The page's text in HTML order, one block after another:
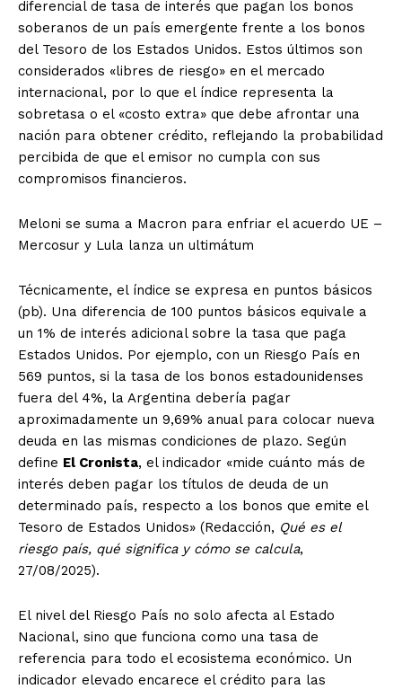
diferencial de tasa de interés que pagan los bonos
soberanos de un país emergente frente a los bonos
del Tesoro de los Estados Unidos. Estos últimos son
considerados «libres de riesgo» en el mercado
internacional, por lo que el índice representa la
sobretasa o el «costo extra» que debe afrontar una
nación para obtener crédito, reflejando la probabilidad
percibida de que el emisor no cumpla con sus
compromisos financieros.
Meloni se suma a Macron para enfriar el acuerdo UE –
Mercosur y Lula lanza un ultimátum
Técnicamente, el índice se expresa en puntos básicos
(pb). Una diferencia de 100 puntos básicos equivale a
un 1% de interés adicional sobre la tasa que paga
Estados Unidos. Por ejemplo, con un Riesgo País en
569 puntos, si la tasa de los bonos estadounidenses
fuera del 4%, la Argentina debería pagar
aproximadamente un 9,69% anual para colocar nueva
deuda en las mismas condiciones de plazo. Según
define El Cronista, el indicador «mide cuánto más de
interés deben pagar los títulos de deuda de un
determinado país, respecto a los bonos que emite el
Tesoro de Estados Unidos» (Redacción, Qué es el
riesgo país, qué significa y cómo se calcula,
27/08/2025).
El nivel del Riesgo País no solo afecta al Estado
Nacional, sino que funciona como una tasa de
referencia para todo el ecosistema económico. Un
indicador elevado encarece el crédito para las